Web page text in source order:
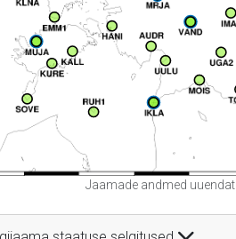
Jaamade andmed